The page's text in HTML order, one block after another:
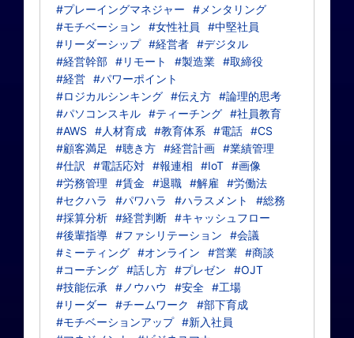
#プレーイングマネジャー
#メンタリング
#モチベーション
#女性社員
#中堅社員
#リーダーシップ #経営者 #デジタル
#経営幹部 #リモート #製造業 #取締役
#経営 #パワーポイント
#ロジカルシンキング #伝え方 #論理的思考
#パソコンスキル #ティーチング #社員教育
#AWS
#人材育成 #教育体系 #電話 #CS
#顧客満足
#聴き方 #経営計画 #業績管理
#仕訳
#電話応対 #報連相 #IoT #画像
#労務管理
#賃金 #退職 #解雇
#労働法
#セクハラ
#パワハラ #ハラスメント
#総務
#採算分析 #経営判断 #キャッシュフロー
#後輩指導 #ファシリテーション
#会議
#ミーティング #オンライン #営業 #商談
#コーチング #話し方 #プレゼン
#OJT
#技能伝承
#ノウハウ #安全 #工場
#リーダー
#チームワーク
#部下育成
#モチベーションアップ #新入社員